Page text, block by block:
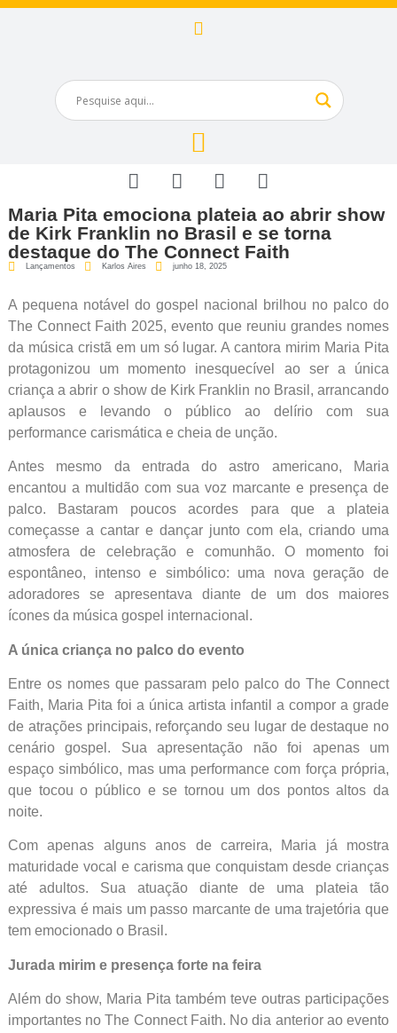
Maria Pita emociona plateia ao abrir show
de Kirk Franklin no Brasil e se torna
destaque do The Connect Faith
Lançamentos Karlos Aires junho 18, 2025
A pequena notável do gospel nacional brilhou no palco do
The Connect Faith 2025, evento que reuniu grandes nomes
da música cristã em um só lugar. A cantora mirim Maria Pita
protagonizou um momento inesquecível ao ser a única
criança a abrir o show de Kirk Franklin no Brasil, arrancando
aplausos e levando o público ao delírio com sua
performance carismática e cheia de unção.
Antes mesmo da entrada do astro americano, Maria
encantou a multidão com sua voz marcante e presença de
palco. Bastaram poucos acordes para que a plateia
começasse a cantar e dançar junto com ela, criando uma
atmosfera de celebração e comunhão. O momento foi
espontâneo, intenso e simbólico: uma nova geração de
adoradores se apresentava diante de um dos maiores
ícones da música gospel internacional.
A única criança no palco do evento
Entre os nomes que passaram pelo palco do The Connect
Faith, Maria Pita foi a única artista infantil a compor a grade
de atrações principais, reforçando seu lugar de destaque no
cenário gospel. Sua apresentação não foi apenas um
espaço simbólico, mas uma performance com força própria,
que tocou o público e se tornou um dos pontos altos da
noite.
Com apenas alguns anos de carreira, Maria já mostra
maturidade vocal e carisma que conquistam desde crianças
até adultos. Sua atuação diante de uma plateia tão
expressiva é mais um passo marcante de uma trajetória que
tem emocionado o Brasil.
Jurada mirim e presença forte na feira
Além do show, Maria Pita também teve outras participações
importantes no The Connect Faith. No dia anterior ao evento